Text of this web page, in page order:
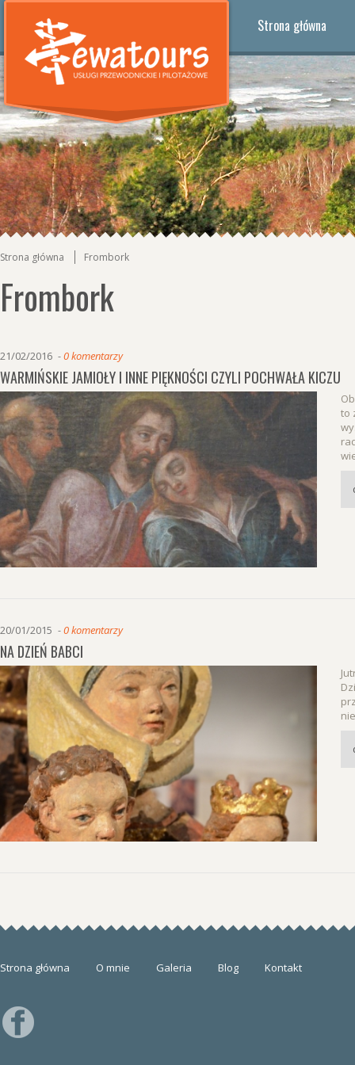
Strona główna
Strona główna Frombork
Frombork
21/02/2016 0 komentarzy
WARMIŃSKIE JAMIOŁY I INNE PIĘKNOŚCI CZYLI POCHWAŁA KICZU
to
20/01/2015 0 komentarzy
NA DZIEŃ BABCI
Strona główna O mnie Galeria Blog Kontakt